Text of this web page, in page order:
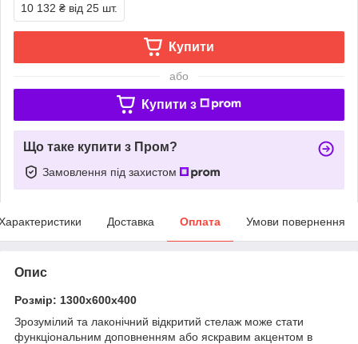
10 132 ₴ від 25 шт.
Купити
або
Купити з
Що таке купити з Пром?
Замовлення під захистом
Доставка Оплата Умови повернення
Опис
Розмір: 1300х600х400
Зрозумілий та лаконічний відкритий стелаж може стати
функціональним доповненням або яскравим акцентом в